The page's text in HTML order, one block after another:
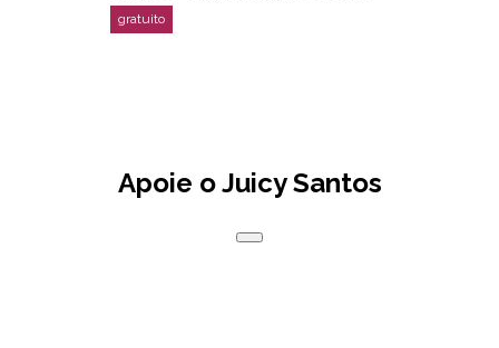
Apoie o Juicy Santos